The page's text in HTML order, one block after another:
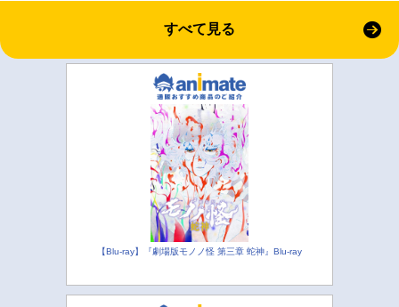
すべて見る
【Blu-ray】『劇場版モノノ怪 第三章 蛇神』Blu-ray